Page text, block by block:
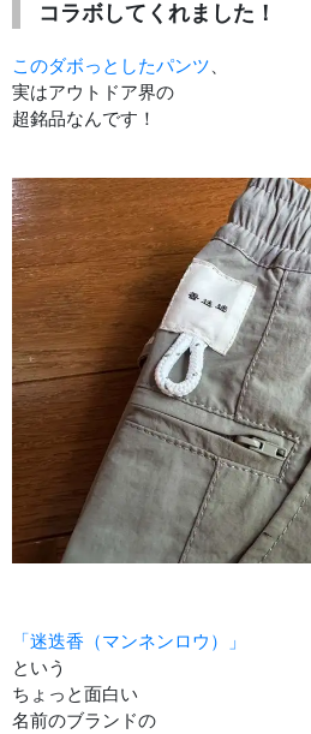
コラボしてくれました！
このダボっとしたパンツ、
実はアウトドア界の
超銘品なんです！
「迷迭香（マンネンロウ）」
という
ちょっと面白い
名前のブランドの